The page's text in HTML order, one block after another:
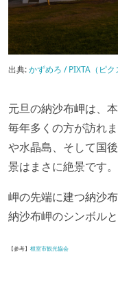
出典:かずめろ / PIXTA（ピク
元旦の納沙布岬は、
毎年多くの方が訪れ
や水晶島、そして国
景はまさに絶景です。
岬の先端に建つ納沙
納沙布岬のシンボル
【参考】 根室市観光協会